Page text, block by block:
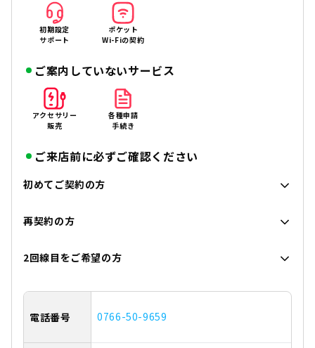
初期設定
サポート
ポケット
Wi-Fiの契約
ご案内していないサービス
アクセサリー
販売
各種申請
手続き
ご来店前に必ずご確認ください
初めてご契約の方
再契約の方
2回線目をご希望の方
電話番号 0766-50-9659